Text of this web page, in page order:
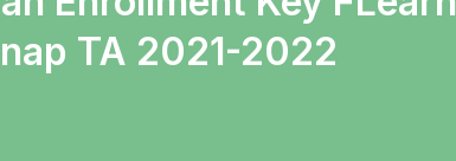
TA 2021-2022